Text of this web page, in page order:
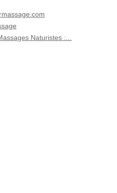
Naturistes :...